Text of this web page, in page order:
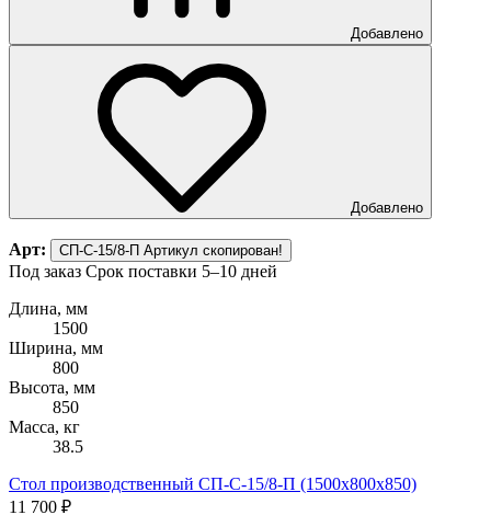
Добавлено
Добавлено
Арт: СП-С-15/8-П Артикул скопирован!
Под заказ Срок поставки 5–10 дней
Длина, мм
1500
Ширина, мм
800
Высота, мм
850
Масса, кг
38.5
Стол производственный СП-С-15/8-П (1500х800х850)
11 700 ₽